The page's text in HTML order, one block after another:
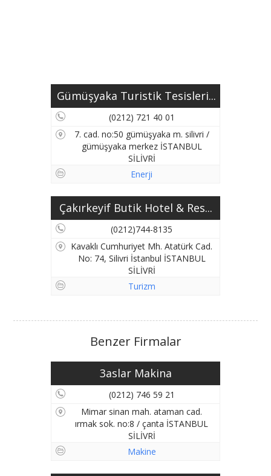
Gümüşyaka Turistik Tesisleri...
(0212) 721 40 01
7. cad. no:50 gümüşyaka m. silivri /
gümüşyaka merkez İSTANBUL
SİLİVRİ
Enerji
Çakırkeyif Butik Hotel & Res...
(0212)744-8135
Kavaklı Cumhuriyet Mh. Atatürk Cad.
No: 74, Silivri İstanbul İSTANBUL
SİLİVRİ
Turizm
Benzer Firmalar
3aslar Makina
(0212) 746 59 21
Mimar sinan mah. ataman cad.
ırmak sok. no:8 / çanta İSTANBUL
SİLİVRİ
Makine